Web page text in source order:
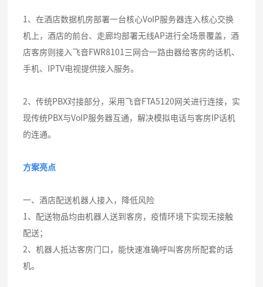
1、在酒店数据机房部署一台核心VoIP服务器连入核心交换
机上，酒店的前台、走廊均部署无线AP进行全场景覆盖，酒
店客房则接入飞音FWR8101三网合一路由器给客房的话机、
手机、IPTV电视提供接入服务。
2、传统PBX对接部分，采用飞音FTA5120网关进行连接，实
现传统PBX与VoIP服务器互通，解决模拟电话与客房IP话机
的连通。
方案亮点
一、酒店配送机器人接入，降低风险
1、配送物品均由机器人送到客房，疫情环境下实现无接触
配送；
2、机器人抵达客房门口，能快速准确呼叫客房所配套的话
机。